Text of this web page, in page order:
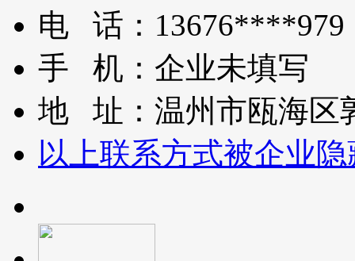
电 话：13676****979
手 机：企业未填写
地 址：温州市瓯海
以上联系方式被企业